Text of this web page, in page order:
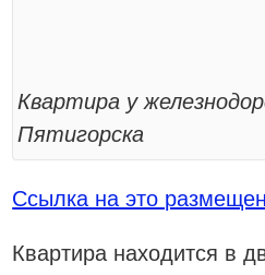
Квартира у
Пятигорска
Ссылка на это
Квартира находится в